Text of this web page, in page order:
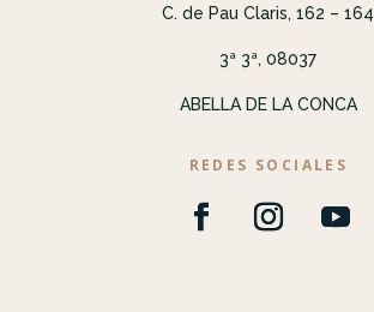
C. de Pau Claris, 162 – 164
3ª 3ª, 08037
ABELLA DE LA CONCA
REDES SOCIALES